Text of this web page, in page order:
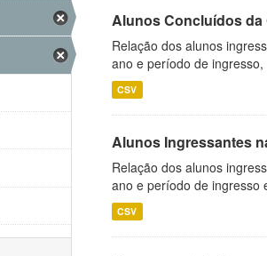
Alunos Concluídos da
Relação dos alunos
ano e período de
CSV
Alunos Ingressantes
Relação dos alunos
ano e período de ingresso
CSV